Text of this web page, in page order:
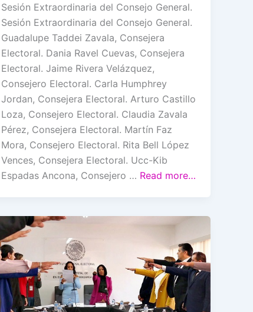
Sesión Extraordinaria del Consejo General.
Sesión Extraordinaria del Consejo General.
Guadalupe Taddei Zavala, Consejera
Electoral. Dania Ravel Cuevas, Consejera
Electoral. Jaime Rivera Velázquez,
Consejero Electoral. Carla Humphrey
Jordan, Consejera Electoral. Arturo Castillo
Loza, Consejero Electoral. Claudia Zavala
Pérez, Consejera Electoral. Martín Faz
Mora, Consejero Electoral. Rita Bell López
Vences, Consejera Electoral. Ucc-Kib
Espadas Ancona, Consejero … Read more…